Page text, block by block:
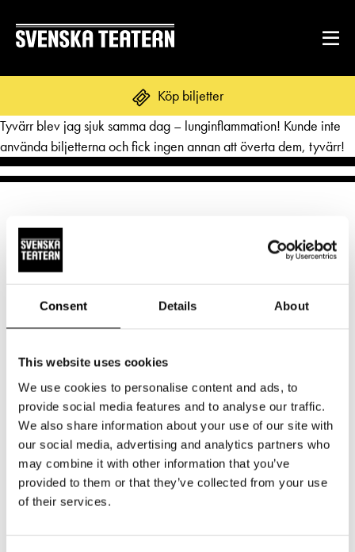
Consent Details About
This website uses cookies
We use cookies to personalise content and ads, to
provide social media features and to analyse our traffic.
We also share information about your use of our site with
our social media, advertising and analytics partners who
may combine it with other information that you’ve
provided to them or that they’ve collected from your use
of their services.
Köp biljetter
REPERTOAR & BILJETTER
Kalender
Kundtjänst
Biljetter
Presentkort
DITT BESÖK
Mat & dryck
Publikarbete
Textning
Tillgänglighet
Frågor & svar
Platskarta
GRUPPER & FÖRETAG
Grupper & teaterombud
Företag
Guidning
OM SVENSKA TEATERN
Aktuellt
Teaterns verksamhet
Ensemble
Historia
Kontaktuppgifter
Press
LOGGA IN
Är det hett här? 8.4.2025 Amos scenen
Tyvärr blev jag sjuk samma dag – lunginflammation! Kunde inte
använda biljetterna och fick ingen annan att överta dem, tyvärr!
Norra esplanaden 2
00130 Helsingfors
Växel och reception
09 616 211
info@svenskateatern.fi
BILJETTER
Köp biljetter